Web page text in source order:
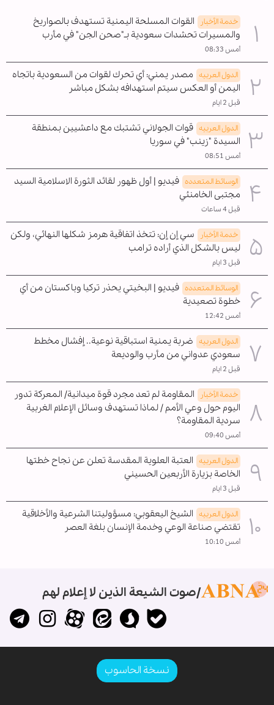
خدمة الأخبار
القوات المسلحة اليمنية تستهدف بالصواريخ
والمسيرات تحشدات سعودية بـ"صحن الجن" في مأرب
أمس 08:33
الدول العربیه مصدر يمني: أي تحرك لقوات من السعودية باتجاه
اليمن أو العكس سيتم استهدافه بشكل مباشر
قبل 2 ايام
الدول العربیه قوات الجولاني تشتبك مع داعشيين بمنطقة
السيدة "زينب" في سوريا
أمس 08:51
الوسائط المتعدده فيديو | أول ظهور لقائد الثورة الاسلامية السيد
مجتبى الخامنئي
قبل 4 ساعات
خدمة الأخبار
سي إن إن: تتخذ اتفاقية هرمز شكلها النهائي، ولكن
ليس بالشكل الذي أراده ترامب
قبل 3 ايام
الوسائط المتعدده فيديو | البخيتي يحذر تركيا وباكستان من أي
خطوة تصعيدية
أمس 12:42
الدول العربیه ضربة يمنية استباقية نوعية.. إفشال مخطط
سعودي عدواني من مأرب والوديعة
قبل 2 ايام
خدمة الأخبار
المقاومة لم تعد مجرد قوة ميدانية/ المعركة تدور
اليوم حول وعي الأمم / لماذا تستهدف وسائل الإعلام الغربية
سردية المقاومة؟
أمس 09:40
الدول العربیه العتبة العلوية المقدسة تعلن عن نجاح خطتها
الخاصة بزيارة الأربعين الحسيني
قبل 3 ايام
الدول العربیه الشيخ اليعقوبي: مسؤوليتنا الشرعية والأخلاقية
تقتضي صناعة الوعي وخدمة الإنسان بلغة العصر
أمس 10:10
صوت الشيعة الذين لا إعلام لهم
نسخة الحاسوب